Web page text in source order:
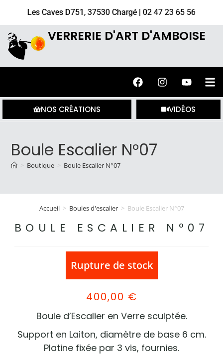
Les Caves D751, 37530 Chargé | 02 47 23 65 56
VERRERIE D'ART D'AMBOISE
NOS CRÉATIONS VIDÉOS
Boule Escalier N°07
> Boutique > Boule Escalier N°07
Accueil > Boules d'escalier > Boule Escalier N°07
BOULE ESCALIER N°07
Rupture de stock
400,00 €
Boule d’Escalier en Verre sculptée.
Support en Laiton, diamètre de base 6 cm.
Platine fixée par 3 vis, fournies.